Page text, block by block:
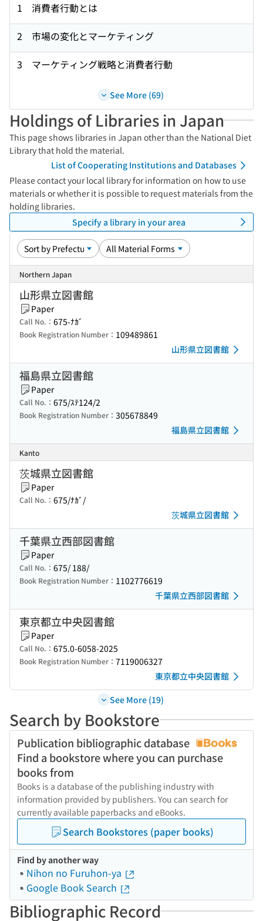
1 消費者行動とは
2 市場の変化とマーケティング
3 マーケティング戦略と消費者行動
See More (69)
Holdings of Libraries in Japan
This page shows libraries in Japan other than the National Diet
Library that hold the material.
List of Cooperating Institutions and Databases
Please contact your local library for information on how to use
materials or whether it is possible to request materials from the
holding libraries.
Specify a library in your area
Northern Japan
山形県立図書館
Paper
Call No.： 675-ﾅｶﾞ
Book Registration Number： 109489861
山形県立図書館
福島県立図書館
Paper
Call No.： 675/ｽﾃ124/2
Book Registration Number： 305678849
福島県立図書館
Kanto
茨城県立図書館
Paper
Call No.： 675/ﾅｶﾞ/
茨城県立図書館
千葉県立西部図書館
Paper
Call No.： 675/ 188/
Book Registration Number： 1102776619
千葉県立西部図書館
東京都立中央図書館
Paper
Call No.： 675.0-6058-2025
Book Registration Number： 7119006327
東京都立中央図書館
See More (19)
Search by Bookstore
Publication bibliographic database
Find a bookstore where you can purchase
books from
Books is a database of the publishing industry with
information provided by publishers. You can search for
currently available paperbacks and eBooks.
Search Bookstores (paper books)
Find by another way
Nihon no Furuhon-ya
Google Book Search
Bibliographic Record